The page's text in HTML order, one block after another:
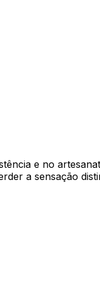
e no
a sensação